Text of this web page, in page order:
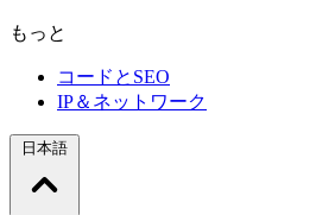
もっと
コードとSEO
IP＆ネットワーク